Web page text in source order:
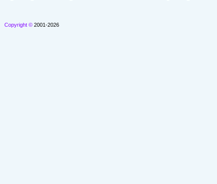
Copyright © 2001-2026